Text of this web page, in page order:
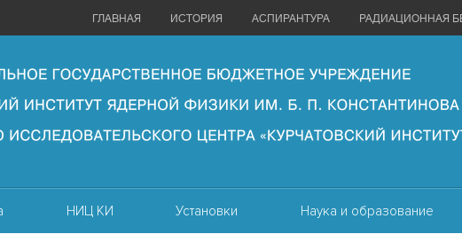
ГЛАВНАЯ ИСТОРИЯ АСПИРАНТУРА РАДИАЦИОННАЯ
НИЦ КИ Установки Наука и образование